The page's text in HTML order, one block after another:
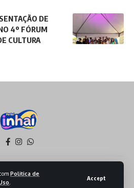
Politica de
Accept
DE
4º FÓRUM
CULTURA
- 2026 - Produzido por Sept Mídia